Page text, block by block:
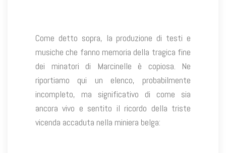
Come detto sopra, la produzione di testi e
musiche che fanno memoria della tragica fine
dei minatori di Marcinelle è copiosa. Ne
riportiamo qui un elenco, probabilmente
incompleto, ma significativo di come sia
ancora vivo e sentito il ricordo della triste
vicenda accaduta nella miniera belga: